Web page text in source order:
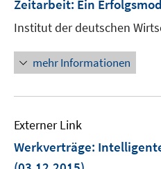
Zeitarbeit: Ein
Institut der deutschen
mehr Informationen
Externer Link
Werkverträge: